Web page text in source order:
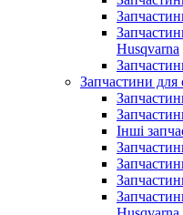
Husqvarna
Запчастини для
Інші